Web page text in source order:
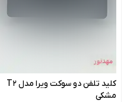
کلید تلفن دو سوکت ویرا مدل T2
مشکی